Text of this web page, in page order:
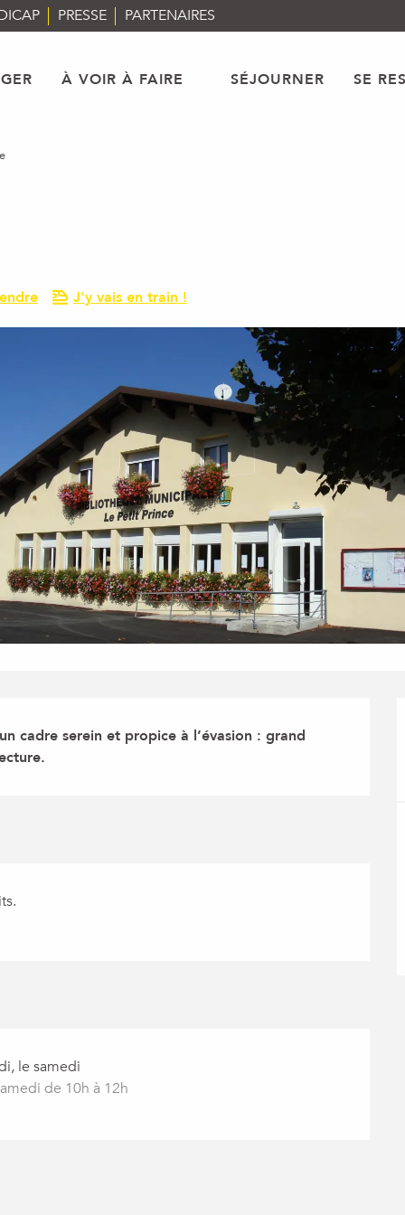
PRESSE PARTENAIRES
À VOIR À FAIRE SÉJOURNER SE
J'y vais en train !
cadre serein et propice à l’évasion : grand
le samedi
de 10h à 12h